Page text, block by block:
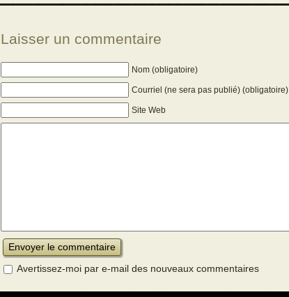
Laisser un commentaire
Nom (obligatoire)
Courriel (ne sera pas publié) (obligatoire)
Site Web
Avertissez-moi par e-mail des nouveaux commentaires